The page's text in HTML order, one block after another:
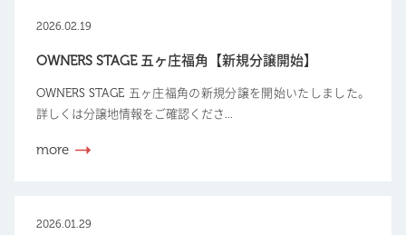
2026.02.19
OWNERS STAGE 五ヶ庄福角【新規分譲開始】
OWNERS STAGE 五ヶ庄福角の新規分譲を開始いたしました。
詳しくは分譲地情報をご確認くださ...
more
2026.01.29